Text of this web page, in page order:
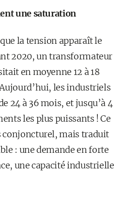
une saturation
la tension apparaît le
2020, un transformateur
en moyenne 12 à 18
les industriels
24 à 36 mois, et jusqu’à 4
les plus puissants ! Ce
conjoncturel, mais traduit
: une demande en forte
une capacité industrielle